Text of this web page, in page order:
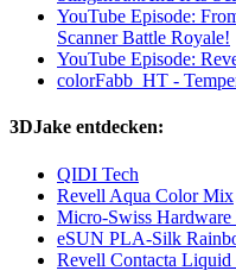
YouTube Episode:
Scanner Battle Royale!
YouTube Episode:
colorFabb_HT -
3DJake entdecken:
QIDI Tech
Revell Aqua Color Mix
Micro-Swiss
eSUN PLA-Silk
Revell Contacta Liquid